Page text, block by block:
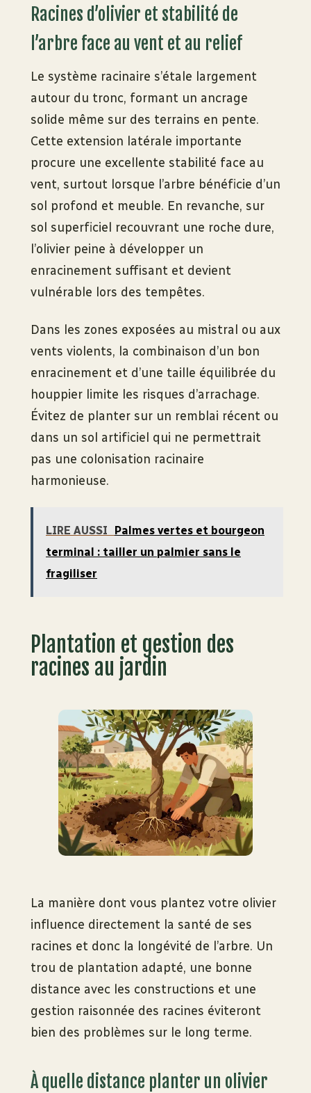
Racines d’olivier et stabilité de
l’arbre face au vent et au relief
Le système racinaire s’étale largement
autour du tronc, formant un ancrage
solide même sur des terrains en pente.
Cette extension latérale importante
procure une excellente stabilité face au
vent, surtout lorsque l’arbre bénéficie d’un
sol profond et meuble. En revanche, sur
sol superficiel recouvrant une roche dure,
l’olivier peine à développer un
enracinement suffisant et devient
vulnérable lors des tempêtes.
Dans les zones exposées au mistral ou aux
vents violents, la combinaison d’un bon
enracinement et d’une taille équilibrée du
houppier limite les risques d’arrachage.
Évitez de planter sur un remblai récent ou
dans un sol artificiel qui ne permettrait
pas une colonisation racinaire
harmonieuse.
LIRE AUSSI
Palmes vertes et bourgeon
terminal : tailler un palmier sans le
fragiliser
Plantation et gestion des
racines au jardin
La manière dont vous plantez votre olivier
influence directement la santé de ses
racines et donc la longévité de l’arbre. Un
trou de plantation adapté, une bonne
distance avec les constructions et une
gestion raisonnée des racines éviteront
bien des problèmes sur le long terme.
À quelle distance planter un olivier